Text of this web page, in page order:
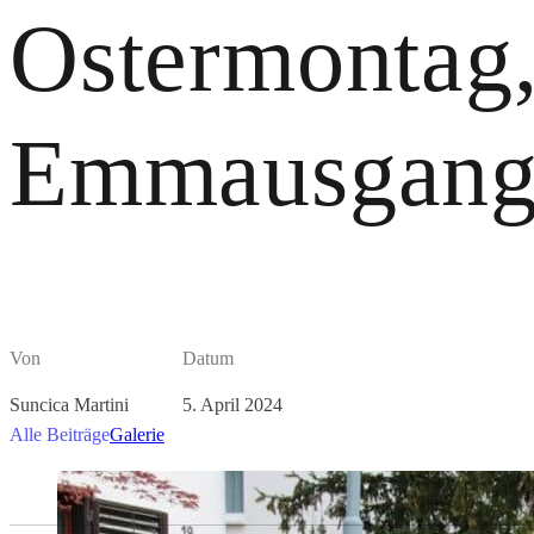
Von
Suncica Martini
Datum
5. April 2024
Alle BeiträgeGalerie